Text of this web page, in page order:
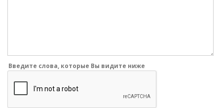
Введите слова, которые Вы видите ниже